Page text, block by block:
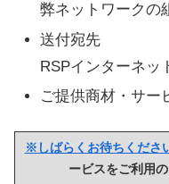
弊ネットワークの
送付宛先
RSPインターネッ
ご提供商材・サー
※しばらくお待ちくださ
ービスをご利用